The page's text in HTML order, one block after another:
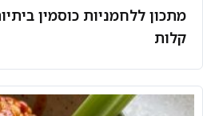
מתכון ללחמניות כוסמין
קלות